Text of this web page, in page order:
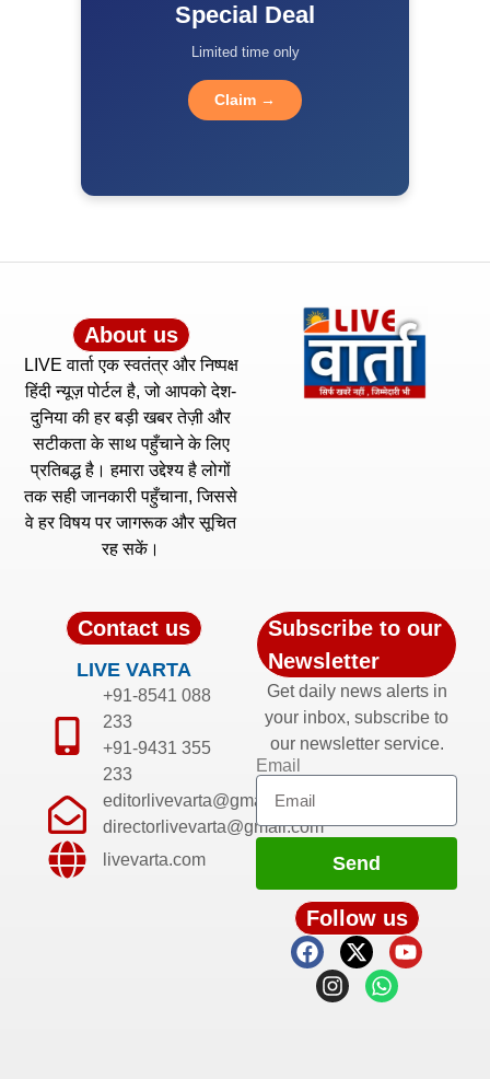
Special Deal
Limited time only
Claim →
About us
LIVE वार्ता एक स्वतंत्र और निष्पक्ष
हिंदी न्यूज़ पोर्टल है, जो आपको देश-
दुनिया की हर बड़ी खबर तेज़ी और
सटीकता के साथ पहुँचाने के लिए
प्रतिबद्ध है। हमारा उद्देश्य है लोगों
तक सही जानकारी पहुँचाना, जिससे
वे हर विषय पर जागरूक और सूचित
रह सकें।
Contact us
LIVE VARTA
+91-8541 088
233
+91-9431 355
233
editorlivevarta@gmail.com
directorlivevarta@gmail.com
livevarta.com
Subscribe to our
Newsletter
Get daily news alerts in
your inbox, subscribe to
our newsletter service.
Email
Send
Follow us